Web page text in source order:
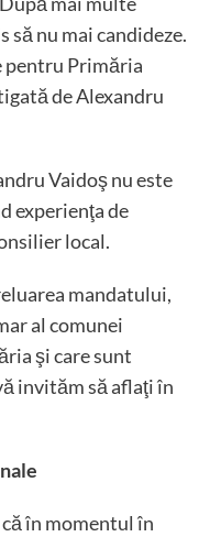
să nu mai candideze.
pentru Primăria
de Alexandru
Vaidoş nu este
experienţa de
local.
mandatului,
al comunei
şi care sunt
invităm să aflaţi în
în momentul în